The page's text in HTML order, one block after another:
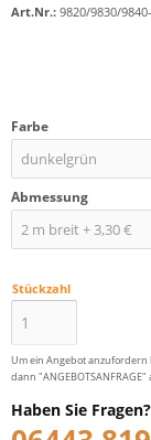
Art.Nr.: 9820/9830/
Farbe
dunkelgrün
Abmessung
2 m breit + 3,30 €
Stückzahl
Um ein Angebot anzufordern
dann "ANGEBOTSANFRAGE"
Haben Sie Fragen?